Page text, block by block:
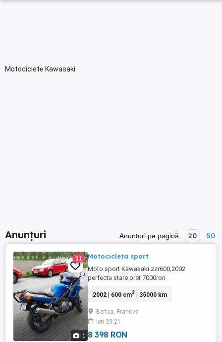
Motociclete Kawasaki
Anunțuri Anunțuri pe pagină: 20 50
1
11 Motocicleta sport
Moto sport Kawasaki zzr600,2002
perfecta stare preț 7000ron
2002 | 600 cm3 | 35000 km
Bertea, Prahova
ieri 23:21
8 398 RON